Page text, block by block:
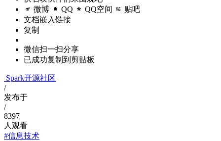
微博 QQ QQ空间 贴吧
文档嵌入链接
复制
微信扫一扫分享
已成功复制到剪贴板
Spark开源社区
/
发布于
/
8397
人观看
#信息技术